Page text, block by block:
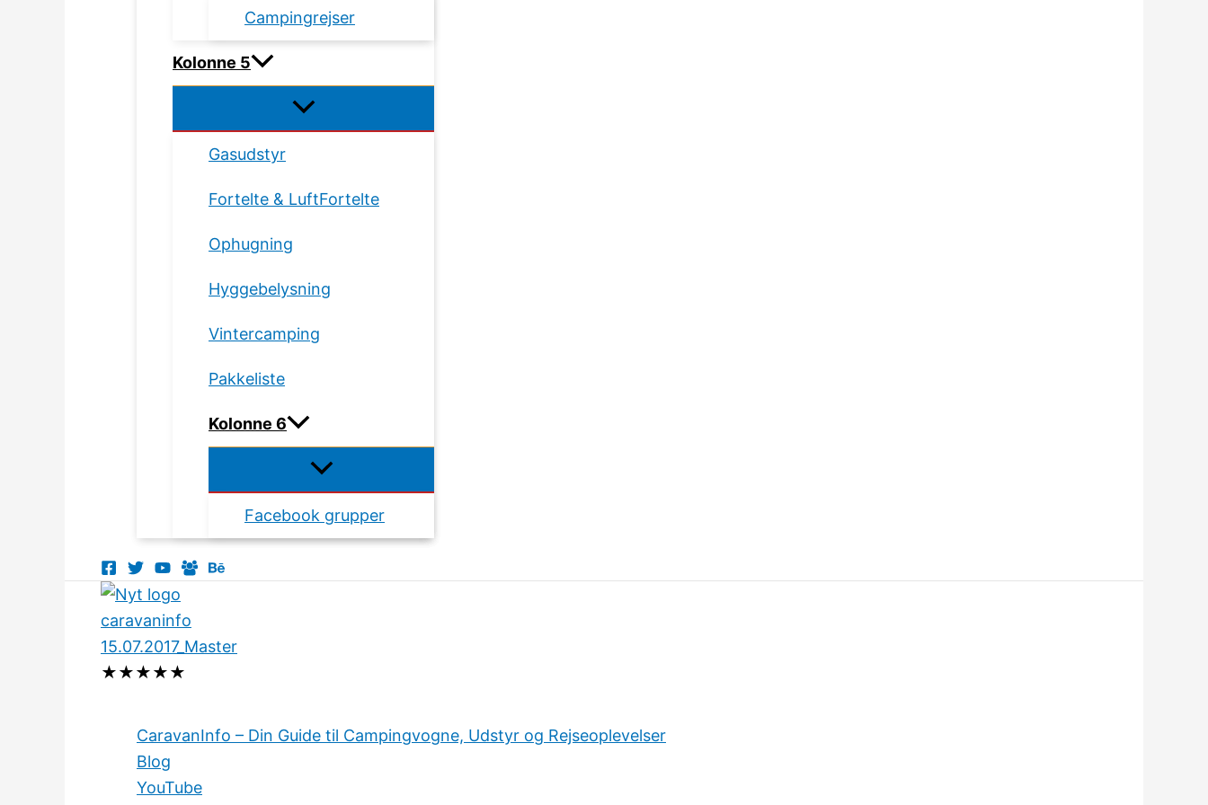
Campingrejser
Kolonne 5
Gasudstyr
Fortelte & LuftFortelte
Ophugning
Hyggebelysning
Vintercamping
Pakkeliste
Kolonne 6
Facebook grupper
★★★★★
CaravanInfo – Din Guide til Campingvogne, Udstyr og Rejseoplevelser
Blog
YouTube